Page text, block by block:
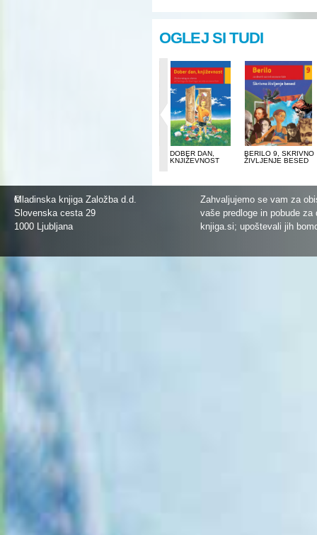
OGLEJ SI TUDI
DOBER DAN,
KNJIŽEVNOST
BERILO 9, SKRIVNO
ŽIVLJENJE BESED
©
Mladinska knjiga Založba d.d.
Slovenska cesta 29
1000 Ljubljana
Zahvaljujemo se vam za
vaše predloge in pobude
knjiga.si; upoštevali jih